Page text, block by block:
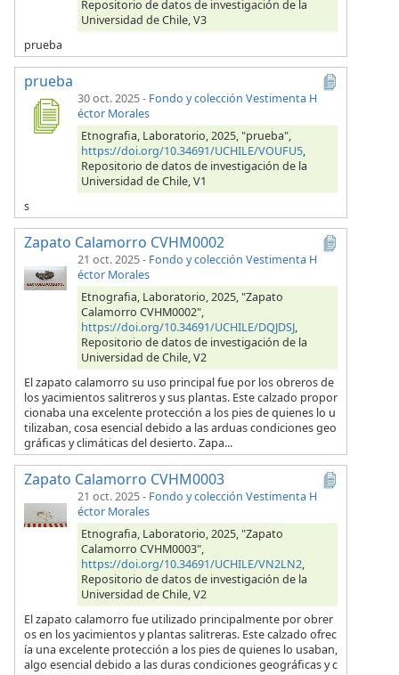
Repositorio de datos de investigación de la
Universidad de Chile, V3
prueba
prueba
30 oct. 2025- Fondo y colección Vestimenta H
éctor Morales
Etnografia, Laboratorio, 2025, "prueba",
https://doi.org/10.34691/UCHILE/VOUFU5,
Repositorio de datos de investigación de la
Universidad de Chile, V1
s
Zapato Calamorro CVHM0002
21 oct. 2025- Fondo y colección Vestimenta H
éctor Morales
Etnografia, Laboratorio, 2025, "Zapato
Calamorro CVHM0002",
https://doi.org/10.34691/UCHILE/DQJDSJ,
Repositorio de datos de investigación de la
Universidad de Chile, V2
El zapato calamorro su uso principal fue por los obreros de
los yacimientos salitreros y sus plantas. Este calzado propor
cionaba una excelente protección a los pies de quienes lo u
tilizaban, cosa esencial debido a las arduas condiciones geo
gráficas y climáticas del desierto. Zapa...
Zapato Calamorro CVHM0003
21 oct. 2025- Fondo y colección Vestimenta H
éctor Morales
Etnografia, Laboratorio, 2025, "Zapato
Calamorro CVHM0003",
https://doi.org/10.34691/UCHILE/VN2LN2,
Repositorio de datos de investigación de la
Universidad de Chile, V2
El zapato calamorro fue utilizado principalmente por obrer
os en los yacimientos y plantas salitreras. Este calzado ofrec
ía una excelente protección a los pies de quienes lo usaban,
algo esencial debido a las duras condiciones geográficas y c